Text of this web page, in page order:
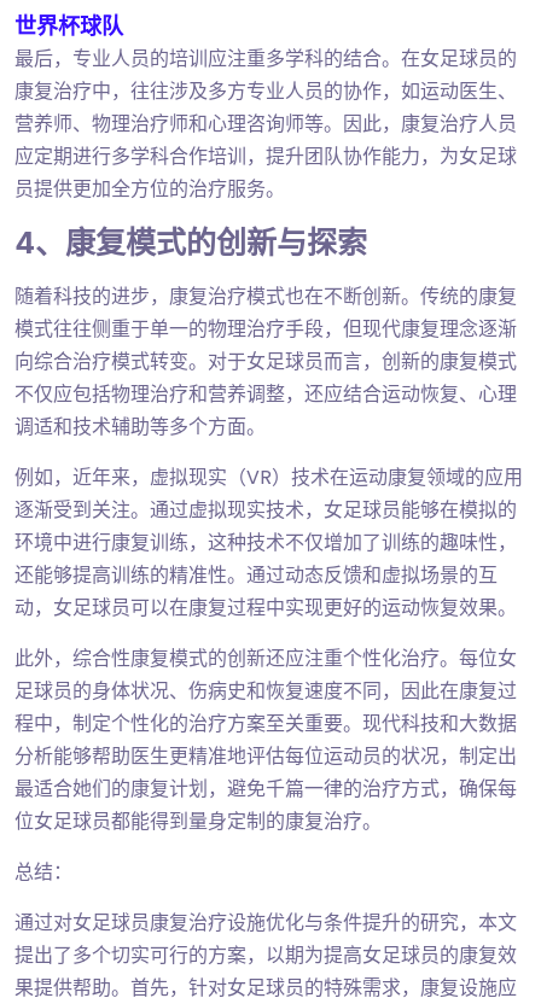
世界杯球队
最后，专业人员的培训应注重多学科的结合。在女足球员的
康复治疗中，往往涉及多方专业人员的协作，如运动医生、
营养师、物理治疗师和心理咨询师等。因此，康复治疗人员
应定期进行多学科合作培训，提升团队协作能力，为女足球
员提供更加全方位的治疗服务。
4、康复模式的创新与探索
随着科技的进步，康复治疗模式也在不断创新。传统的康复
模式往往侧重于单一的物理治疗手段，但现代康复理念逐渐
向综合治疗模式转变。对于女足球员而言，创新的康复模式
不仅应包括物理治疗和营养调整，还应结合运动恢复、心理
调适和技术辅助等多个方面。
例如，近年来，虚拟现实（VR）技术在运动康复领域的应用
逐渐受到关注。通过虚拟现实技术，女足球员能够在模拟的
环境中进行康复训练，这种技术不仅增加了训练的趣味性，
还能够提高训练的精准性。通过动态反馈和虚拟场景的互
动，女足球员可以在康复过程中实现更好的运动恢复效果。
此外，综合性康复模式的创新还应注重个性化治疗。每位女
足球员的身体状况、伤病史和恢复速度不同，因此在康复过
程中，制定个性化的治疗方案至关重要。现代科技和大数据
分析能够帮助医生更精准地评估每位运动员的状况，制定出
最适合她们的康复计划，避免千篇一律的治疗方式，确保每
位女足球员都能得到量身定制的康复治疗。
总结：
通过对女足球员康复治疗设施优化与条件提升的研究，本文
提出了多个切实可行的方案，以期为提高女足球员的康复效
果提供帮助。首先，针对女足球员的特殊需求，康复设施应